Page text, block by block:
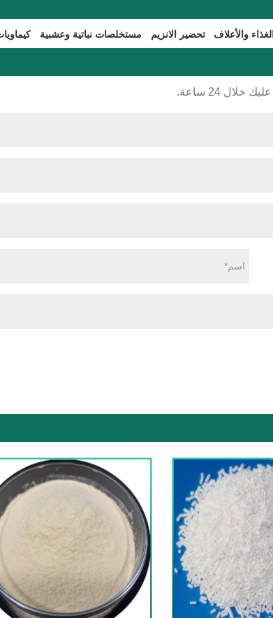
مستخلصات نباتية وعشبية تحضير الانزيم والأعلاف
24 ساعة.